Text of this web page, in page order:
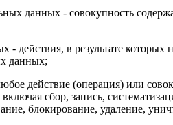
данных - совокупность
- действия, в результате
данных;
действие (операция) или
сбор, запись,
блокирование, удаление,